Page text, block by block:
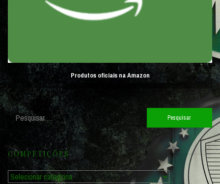
Produtos oficiais na Amazon
Pesquisar
por:
COMPETIÇÕES
Competições